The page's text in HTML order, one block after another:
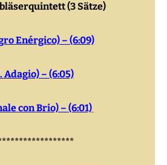
(3 Sätze)
Enérgico) – (6:09)
Adagio) – (6:05)
con Brio) – (6:01)